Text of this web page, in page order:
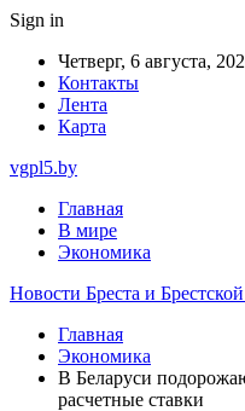
Sign in
Четверг, 6 августа,
Контакты
Лента
Карта
vgpl5.by
Главная
В мире
Экономика
Новости Бреста и
Главная
Экономика
В Беларуси
расчетные ставки